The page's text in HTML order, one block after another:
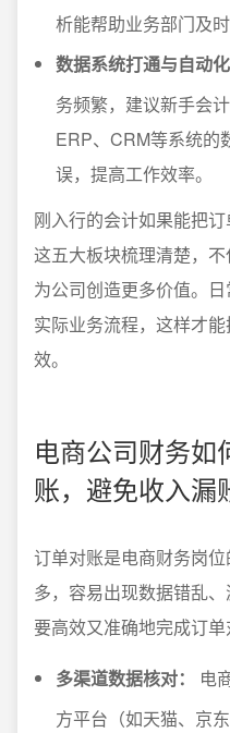
析能帮助业务部门及
数据系统打通与自动化
务频繁，建议新手会
ERP、CRM等系统的
误，提高工作效率。
刚入行的会计如果能把
这五大板块梳理清楚，
为公司创造更多价值。
实际业务流程，这样才
效。
电商公司财务如
账，避免收入漏
订单对账是电商财务岗
多，容易出现数据错乱
要高效又准确地完成订单
多渠道数据核对：
电
方平台（如天猫、京